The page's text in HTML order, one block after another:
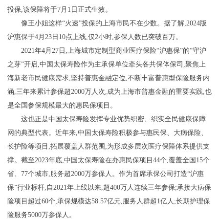
投保,该保障将于7月1日正式生效。
像王小姐这样“火速”投保的上海市民不在少数。据了解,2024版
沪惠保于4月23日10点上线,仅2小时,参保人数已突破百万。
2021年4月27日,上海城市定制型商业医疗保险“沪惠保”的“守沪
之芽”开启,中国太保寿险作为主承保单位牵头各共保体保司,聚焦上
海新老市民健康需求,坚持普惠金融定位,不断丰富普惠型保险服务内
涵,三年来累计参保超2000万人次,成为上海市普惠金融的重要实践,也
是全国参保规模最大的惠民保项目。
这也正是中国太保寿险发挥专业优势织密、织实全民健康保障
网的典型代表。近年来,中国太保寿险积极参与惠民保、大病保险、
长护险等项目,拓展覆盖人群范围,为形成多层次医疗保障体系提供支
撑。截至2023年底,中国太保寿险在办惠民保项目44个,覆盖全国15个
省、77个城市,服务超2000万参保人。作为首席承保公司打造“沪惠
保”行业标杆,自2021年上线以来,超400万人连续三年参保;承接大病保
险项目超过60个,承保规模达58.57亿元,服务人群超1亿人;长期护理保
险服务5000万参保人。